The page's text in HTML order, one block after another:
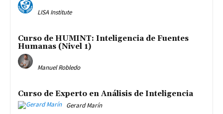
LISA Institute
Curso de HUMINT: Inteligencia de Fuentes
Humanas (Nivel 1)
Manuel Robledo
Curso de Experto en Análisis de Inteligencia
Gerard Marín